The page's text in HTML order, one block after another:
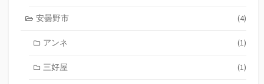
安曇野市 (4)
アンネ (1)
三好屋 (1)